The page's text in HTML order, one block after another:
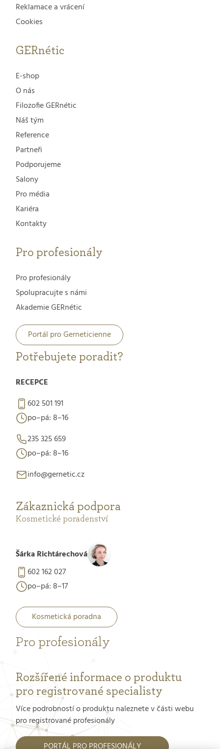
Reklamace a vrácení
Cookies
GERnétic
E-shop
O nás
Filozofie GERnétic
Náš tým
Reference
Partneři
Podporujeme
Salony
Pro média
Kariéra
Kontakty
Pro profesionály
Pro profesionály
Spolupracujte s námi
Akademie GERnétic
Portál pro Gerneticienne
Potřebujete poradit?
RECEPCE
602 501 191
po–pá: 8–16
235 325 659
po–pá: 8–16
info@gernetic.cz
Zákaznická podpora
Kosmetické poradenství
Šárka Richtárechová
602 162 027
po–pá: 8–17
Kosmetická poradna
Pro profesionály
Rozšířené informace o produktu
pro registrované specialisty
Více podrobností o produktu naleznete v části webu
pro registrované profesionály